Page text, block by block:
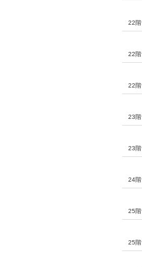
22階
22階
22階
23階
23階
24階
25階
25階